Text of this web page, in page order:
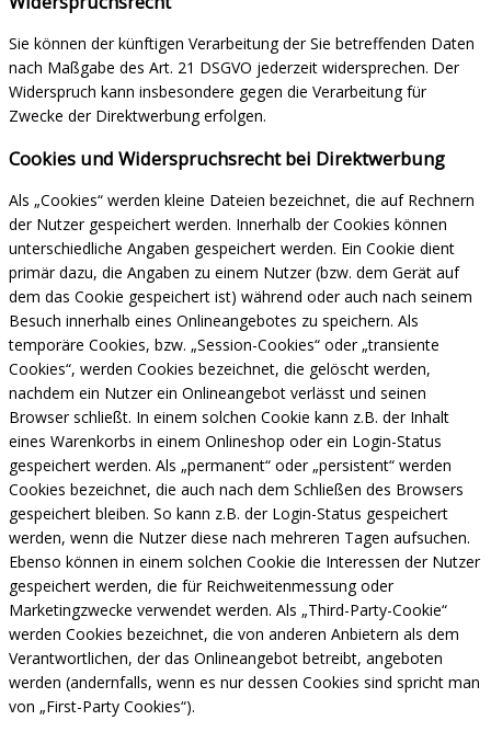
Sie können der künftigen Verarbeitung der Sie betreffenden Daten
nach Maßgabe des Art. 21 DSGVO jederzeit widersprechen. Der
Widerspruch kann insbesondere gegen die Verarbeitung für
Zwecke der Direktwerbung erfolgen.
Cookies und Widerspruchsrecht bei Direktwerbung
Als „Cookies“ werden kleine Dateien bezeichnet, die auf Rechnern
der Nutzer gespeichert werden. Innerhalb der Cookies können
unterschiedliche Angaben gespeichert werden. Ein Cookie dient
primär dazu, die Angaben zu einem Nutzer (bzw. dem Gerät auf
dem das Cookie gespeichert ist) während oder auch nach seinem
Besuch innerhalb eines Onlineangebotes zu speichern. Als
temporäre Cookies, bzw. „Session-Cookies“ oder „transiente
Cookies“, werden Cookies bezeichnet, die gelöscht werden,
nachdem ein Nutzer ein Onlineangebot verlässt und seinen
Browser schließt. In einem solchen Cookie kann z.B. der Inhalt
eines Warenkorbs in einem Onlineshop oder ein Login-Status
gespeichert werden. Als „permanent“ oder „persistent“ werden
Cookies bezeichnet, die auch nach dem Schließen des Browsers
gespeichert bleiben. So kann z.B. der Login-Status gespeichert
werden, wenn die Nutzer diese nach mehreren Tagen aufsuchen.
Ebenso können in einem solchen Cookie die Interessen der Nutzer
gespeichert werden, die für Reichweitenmessung oder
Marketingzwecke verwendet werden. Als „Third-Party-Cookie“
werden Cookies bezeichnet, die von anderen Anbietern als dem
Verantwortlichen, der das Onlineangebot betreibt, angeboten
werden (andernfalls, wenn es nur dessen Cookies sind spricht man
von „First-Party Cookies“).